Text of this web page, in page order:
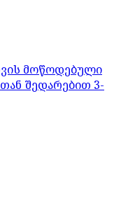
მოწოდებული
შედარებით 3-